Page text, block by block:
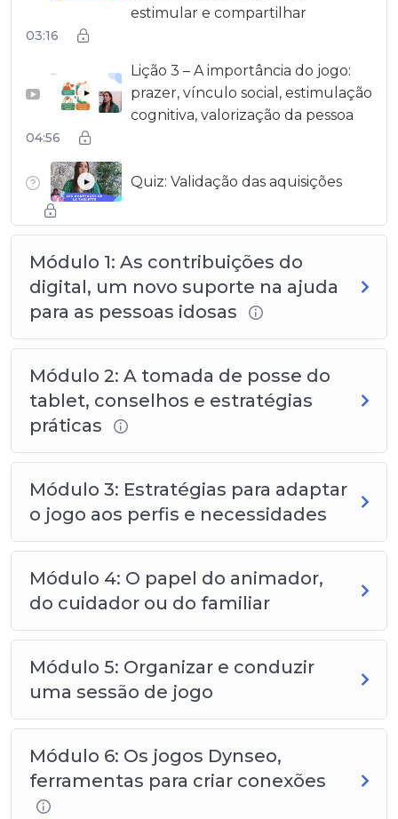
estimular e compartilhar
03:16
▶
Lição 3 – A importância do jogo:
prazer, vínculo social, estimulação
cognitiva, valorização da pessoa
04:56
▶ Quiz: Validação das aquisições
Módulo 1: As contribuições do
digital, um novo suporte na ajuda
para as pessoas idosas
Módulo 2: A tomada de posse do
tablet, conselhos e estratégias
práticas
Módulo 3: Estratégias para adaptar
o jogo aos perfis e necessidades
Módulo 4: O papel do animador,
do cuidador ou do familiar
Módulo 5: Organizar e conduzir
uma sessão de jogo
Módulo 6: Os jogos Dynseo,
ferramentas para criar conexões